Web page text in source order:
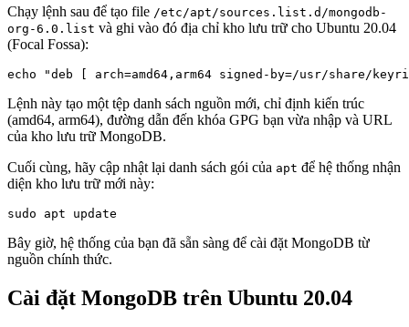
Chạy lệnh sau để tạo file /etc/apt/sources.list.d/mongodb-
org-6.0.list và ghi vào đó địa chỉ kho lưu trữ cho Ubuntu 20.04
(Focal Fossa):
Lệnh này tạo một tệp danh sách nguồn mới, chỉ định kiến trúc
(amd64, arm64), đường dẫn đến khóa GPG bạn vừa nhập và URL
của kho lưu trữ MongoDB.
Cuối cùng, hãy cập nhật lại danh sách gói của apt để hệ thống nhận
diện kho lưu trữ mới này:
Bây giờ, hệ thống của bạn đã sẵn sàng để cài đặt MongoDB từ
nguồn chính thức.
Cài đặt MongoDB trên Ubuntu 20.04